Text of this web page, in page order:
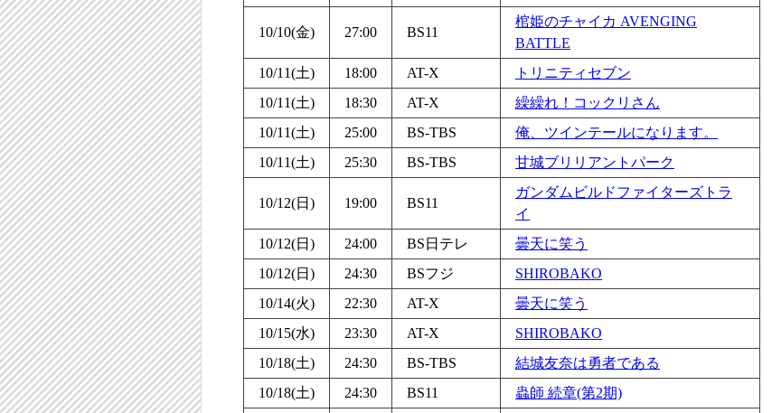
10/10(金) 27:00 BS11
棺姫のチャイカ AVENGING
BATTLE
10/11(土)
18:00 AT-X
トリニティセブン
10/11(土)
18:30 AT-X
繰繰れ！コックリさん
10/11(土)
25:00 BS-TBS
俺、ツインテールになります。
10/11(土)
25:30 BS-TBS 甘城ブリリアントパーク
10/12(日) 19:00 BS11
ガンダムビルドファイターズトラ
イ
10/12(日)
24:00 BS日テレ
曇天に笑う
10/12(日)
24:30 BSフジ
SHIROBAKO
10/14(火)
22:30 AT-X
曇天に笑う
10/15(水)
23:30 AT-X
SHIROBAKO
10/18(土)
24:30 BS-TBS
結城友奈は勇者である
10/18(土)
24:30 BS11 蟲師 続章(第2期)